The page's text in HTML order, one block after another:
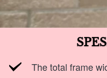
The total frame